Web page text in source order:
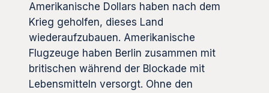
Amerikanische Dollars haben nach dem
Krieg geholfen, dieses Land
wiederaufzubauen. Amerikanische
Flugzeuge haben Berlin zusammen mit
britischen während der Blockade mit
Lebensmitteln versorgt. Ohne den